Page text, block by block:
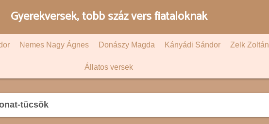
Gyerekversek, több száz vers fiataloknak
Nemes Nagy Ágnes Donászy Magda Kányádi Sándor Zelk Zoltán
Állatos versek
tücsök